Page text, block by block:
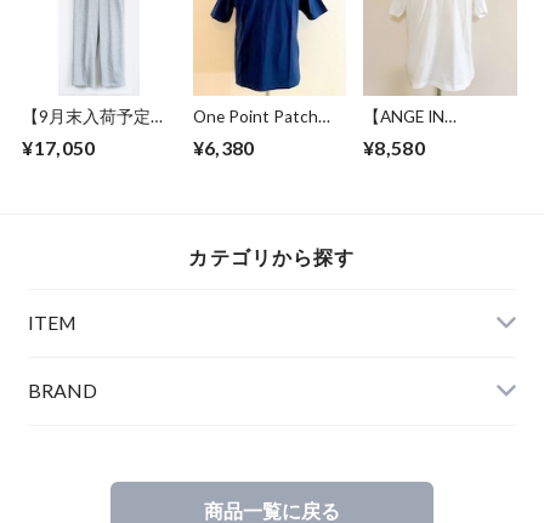
【9月末入荷予定】
Sweat Wide Easy
Pants Gray
¥17,050
One Point Patch
Tee Navy
¥6,380
【ANGE IN
DISGUISE】 Print T-
shirts #BRITISH
¥8,580
カテゴリから探す
ITEM
BRAND
商品一覧に戻る